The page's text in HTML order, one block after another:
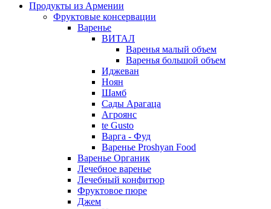
Продукты из Армении
Фруктовые консервации
Варенье
ВИТАЛ
Варенья малый объем
Варенья большой объем
Иджеван
Ноян
Шамб
Сады Арагаца
Агроянс
te Gusto
Варга - Фуд
Варенье Proshyan Food
Варенье Органик
Лечебное варенье
Лечебный конфитюр
Фруктовое пюре
Джем